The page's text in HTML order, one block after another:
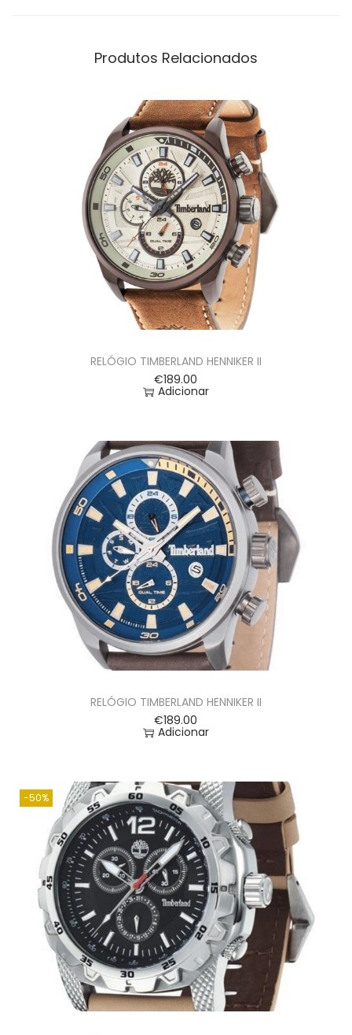
Produtos Relacionados
RELÓGIO TIMBERLAND HENNIKER II
€189.00
Adicionar
RELÓGIO TIMBERLAND HENNIKER II
€189.00
Adicionar
-50%